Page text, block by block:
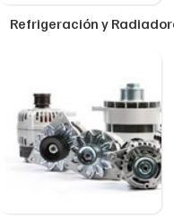
Refrigeración y